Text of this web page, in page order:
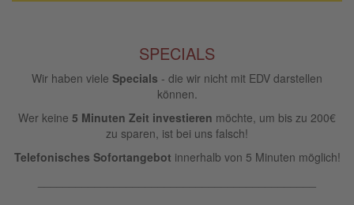
SPECIALS
Wir haben viele Specials - die wir nicht mit EDV darstellen
können.
Wer keine 5 Minuten Zeit investieren möchte, um bis zu 200€
zu sparen, ist bei uns falsch!
Telefonisches Sofortangebot innerhalb von 5 Minuten möglich!